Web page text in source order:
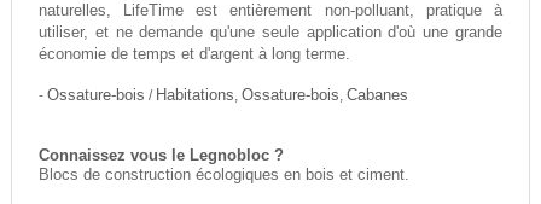
naturelles, LifeTime est entièrement non-polluant, pratique à
utiliser, et ne demande qu'une seule application d'où une grande
économie de temps et d'argent à long terme.
- Ossature-bois / Habitations, Ossature-bois, Cabanes
Connaissez vous le Legnobloc ?
Blocs de construction écologiques en bois et ciment.